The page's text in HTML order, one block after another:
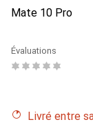
Mate 10 Pro
Évaluations
Livré entre